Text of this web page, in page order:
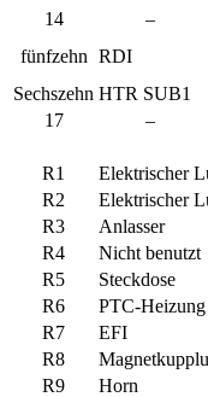
14
–
fünfzehn RDI
Sechszehn HTR SUB1
17
–
R1
Elektrischer
R2
Elektrischer
R3
Anlasser
R4
Nicht benutzt
R5
Steckdose
R6
PTC-Heizung
R7
EFI
R8
R9
Horn